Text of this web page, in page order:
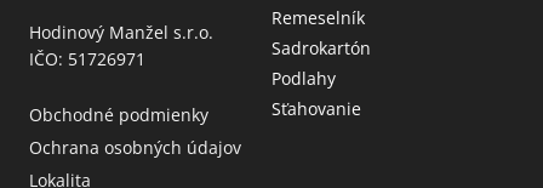
Hodinový Manžel s.r.o.
IČO: 51726971
Obchodné podmienky
Ochrana osobných údajov
Lokalita
Remeselník
Sadrokartón
Podlahy
Sťahovanie